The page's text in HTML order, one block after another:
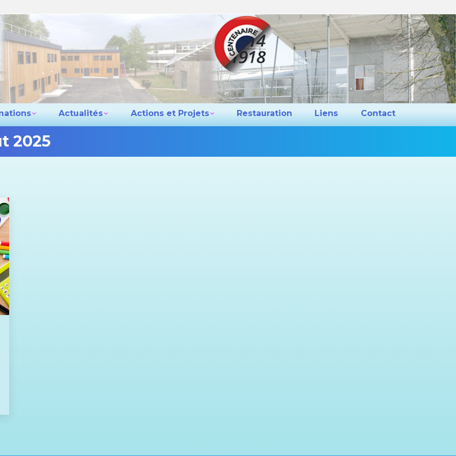
Actualités Actions et Projets Restauration Liens Contact
2025
êtes
lycée Actions et Projets Restauration Liens
Contact